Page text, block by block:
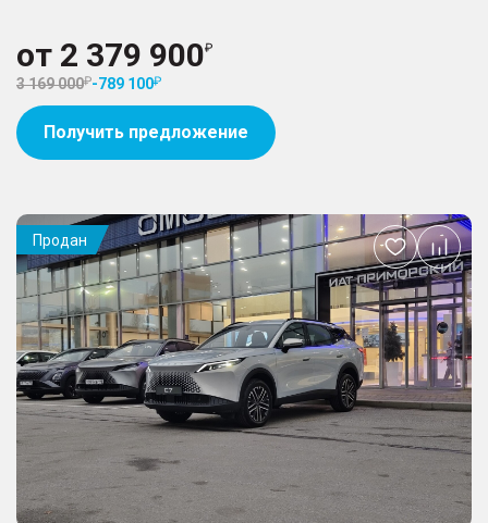
от 2 379 900
3 169 000 -789 100
Получить предложение
Продан
Добавить
в
избранное